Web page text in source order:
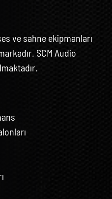
ve sahne ekipmanları
SCM Audio